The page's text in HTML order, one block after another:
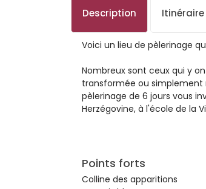
Description Itinéraire
Voici un lieu de pèlerinage
Nombreux sont ceux qui y
transformée ou simplement
pèlerinage de 6 jours vous
Herzégovine, à l'école de la
Points forts
Colline des apparitions